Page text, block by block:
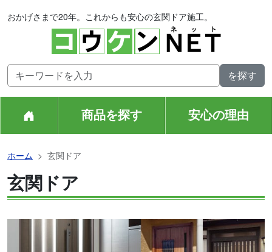
おかげさまで20年。これからも安心の玄関ドア施工。
商品を探す 安心の理由
ホーム 玄関ドア
玄関ドア